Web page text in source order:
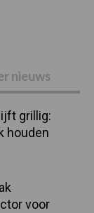
nieuws
grillig:
houden
voor